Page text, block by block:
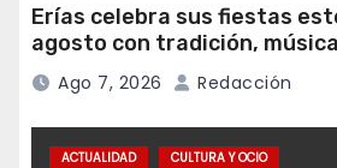
Erías celebra sus fiestas
agosto con tradición,
vecinal
Ago 7, 2026 Redacción
ACTUALIDAD CULTURA Y OCIO